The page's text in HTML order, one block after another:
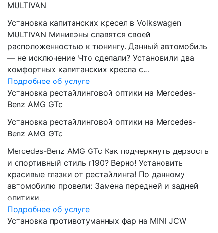
MULTIVAN
Установка капитанских кресел в Volkswagen
MULTIVAN Минивэны славятся своей
расположенностью к тюнингу. Данный автомобиль
— не исключение Что сделали? Установили два
комфортных капитанских кресла с…
Подробнее об услуге
Установка рестайлинговой оптики на Mercedes-
Benz AMG GTc
Установка рестайлинговой оптики на Mercedes-
Benz AMG GTc
Mercedes-Benz AMG GTc Как подчеркнуть дерзость
и спортивный стиль r190? Верно! Установить
красивые глазки от рестайлинга! По данному
автомобилю провели: Замена передней и задней
опитики…
Подробнее об услуге
Установка противотуманных фар на MINI JCW